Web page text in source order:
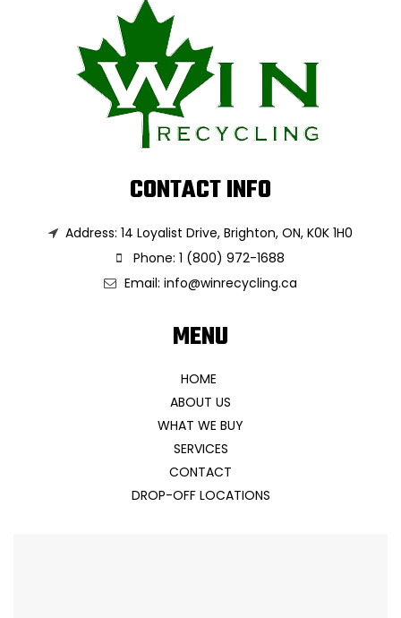
CONTACT INFO
Address: 14 Loyalist Drive, Brighton, ON, K0K 1H0
Phone: 1 (800) 972-1688
Email: info@winrecycling.ca
MENU
HOME
ABOUT US
WHAT WE BUY
SERVICES
CONTACT
DROP-OFF LOCATIONS